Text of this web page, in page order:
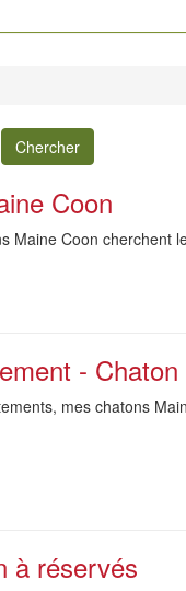
Chercher
Coon
Maine Coon cherchent
-
mes chatons
à réservés